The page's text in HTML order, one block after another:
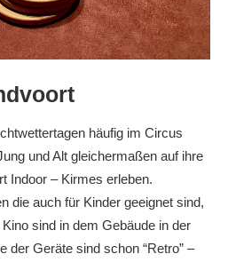
häufig im Circus
und Alt gleichermaßen auf ihre
Indoor – Kirmes erleben.
die auch für Kinder geeignet sind,
sind in dem Gebäude in der
der Geräte sind schon “Retro” –